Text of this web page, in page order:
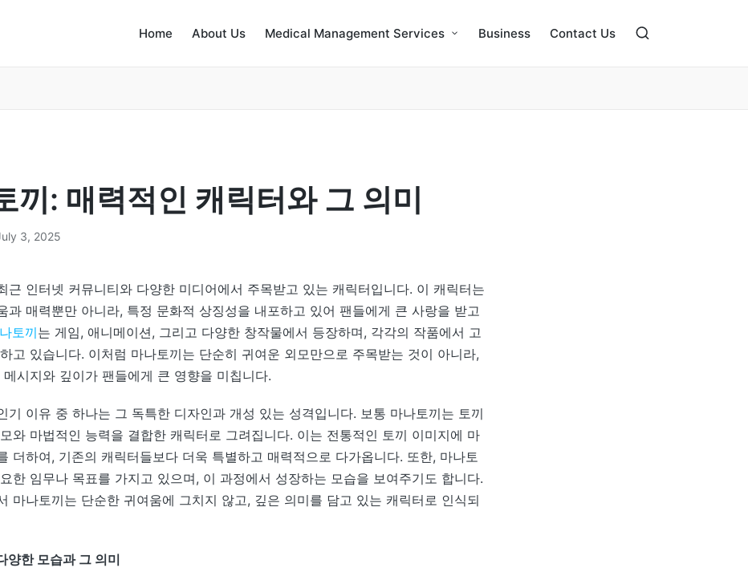
Home About Us Medical Management Services Business Contact Us
끼: 매력적인 캐릭터와 그 의미
3, 2025
근 인터넷 커뮤니티와 다양한 미디어에서 주목받고 있는 캐릭터입니다. 이 캐릭터는
과 매력뿐만 아니라, 특정 문화적 상징성을 내포하고 있어 팬들에게 큰 사랑을 받고
토끼는 게임, 애니메이션, 그리고 다양한 창작물에서 등장하며, 각각의 작품에서 고
고 있습니다. 이처럼 마나토끼는 단순히 귀여운 외모만으로 주목받는 것이 아니라,
시지와 깊이가 팬들에게 큰 영향을 미칩니다.
기 이유 중 하나는 그 독특한 디자인과 개성 있는 성격입니다. 보통 마나토끼는 토끼
와 마법적인 능력을 결합한 캐릭터로 그려집니다. 이는 전통적인 토끼 이미지에 마
더하여, 기존의 캐릭터들보다 더욱 특별하고 매력적으로 다가옵니다. 또한, 마나토
한 임무나 목표를 가지고 있으며, 이 과정에서 성장하는 모습을 보여주기도 합니다.
마나토끼는 단순한 귀여움에 그치지 않고, 깊은 의미를 담고 있는 캐릭터로 인식되
양한 모습과 그 의미